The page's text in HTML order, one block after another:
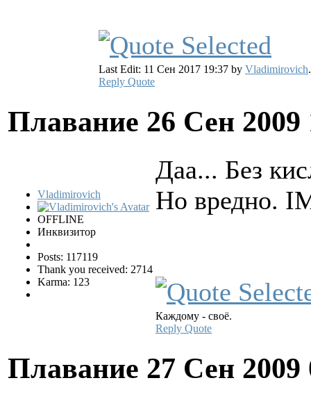
Last Edit: 11 Сен 2017 19:37 by Vladimirovich.
Reply Quote
Плавание 26 Сен
Vladimirovich
OFFLINE
Инквизитор
Posts: 117119
Thank you received: 2714
Karma: 123
Даа... Без
Но вредно.
Каждому - своё.
Reply Quote
Плавание 27 Сен